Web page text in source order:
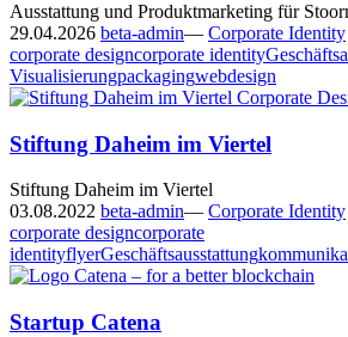
Ausstattung und Produktmarketing für
29.04.2026 beta-admin— Corporate Identity
corporate designcorporate identity
Visualisierungpackagingwebdesign
Stiftung Daheim im Viertel
Stiftung Daheim im Viertel
03.08.2022 beta-admin— Corporate Identity
corporate designcorporate
identityflyerGeschäftsausstattung
Startup Catena